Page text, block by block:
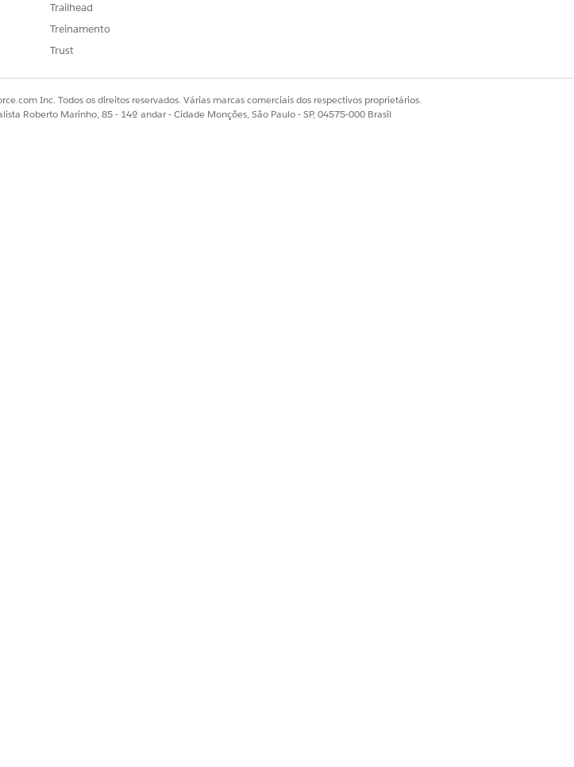
do conector QuickBooks Online para lidar com a sincronização de
Trailhead
Treinamento
Trust
Inc. Todos os direitos reservados. Várias marcas comerciais dos respectivos proprietários.
Roberto Marinho, 85 - 14º andar - Cidade Monções, São Paulo - SP, 04575-000 Brasil